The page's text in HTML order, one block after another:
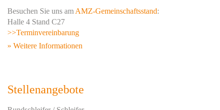
Besuchen Sie uns am AMZ-Gemeinschaftsstand:
Halle 4 Stand C27
>>Terminvereinbarung
» Weitere Informationen
Stellenangebote